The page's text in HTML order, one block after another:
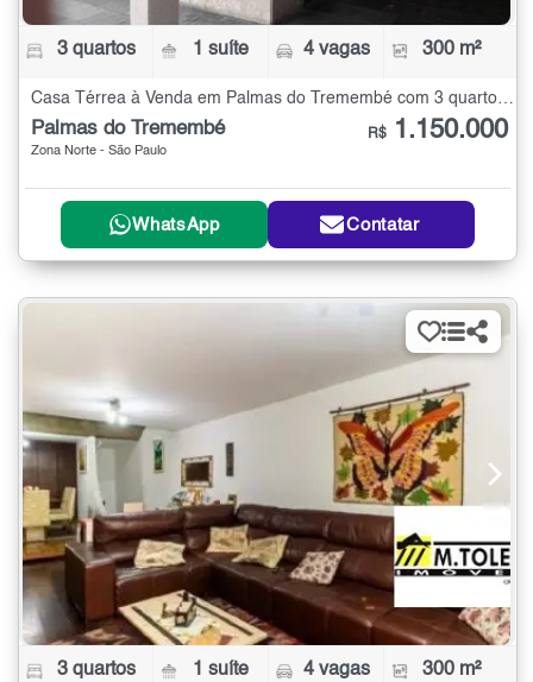
3 quartos 1 suíte 4 vagas 300 m²
Casa Térrea à Venda em Palmas do Tremembé com 3 quartos - 300 m²
Palmas do Tremembé
Zona Norte - São Paulo
R$ 1.150.000
WhatsApp Contatar
3 quartos 1 suíte 4 vagas 300 m²